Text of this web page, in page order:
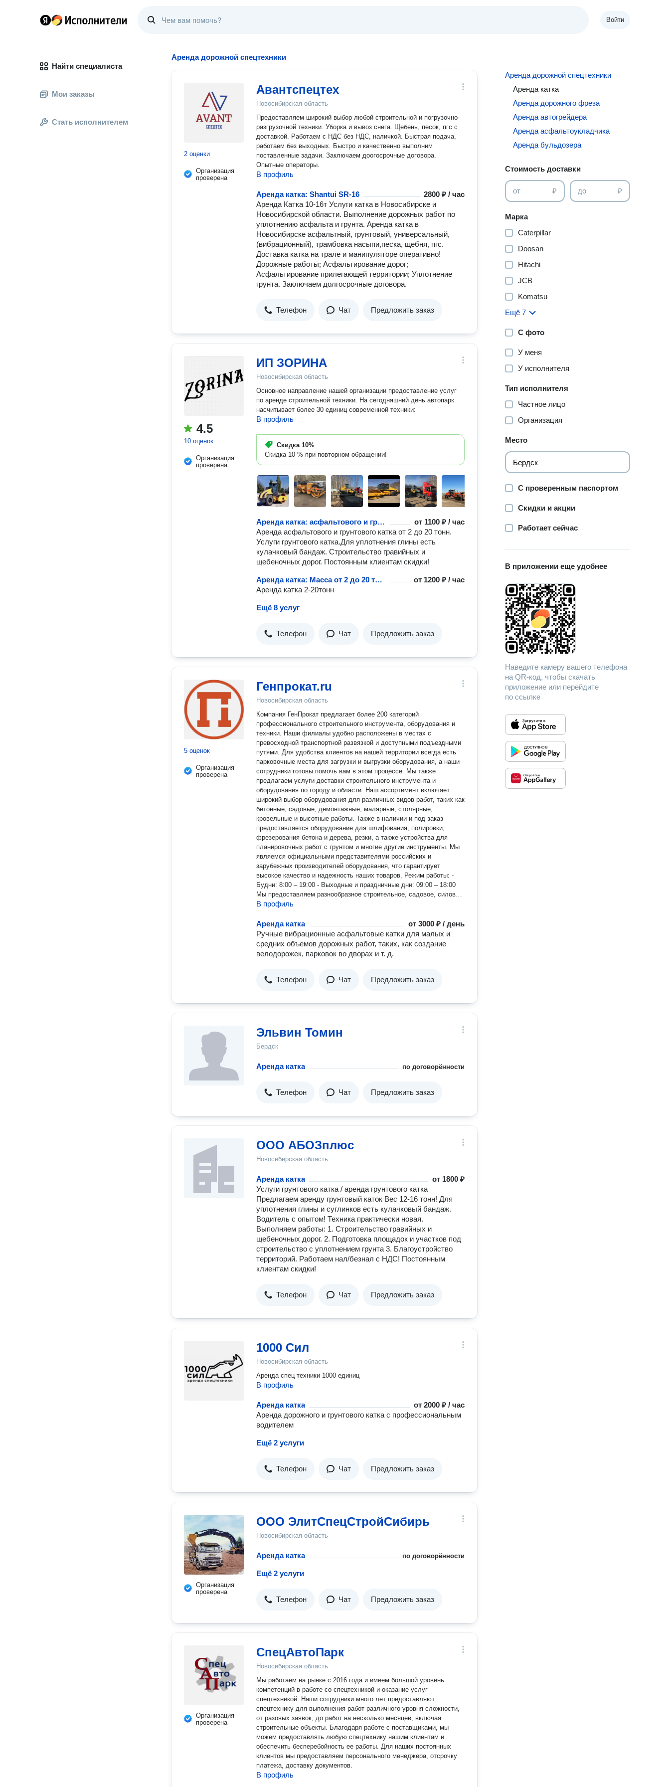
Войти
Найти специалиста
Мои заказы
Стать исполнителем
Аренда дорожной спецтехники
2 оценки
Организация
проверена
Авантспецтех
Новосибирская область
Предоставляем широкий выбор любой строительной и погрузочно-
разгрузочной техники. Уборка и вывоз снега. Щебень, песок, пгс с
доставкой. Работаем с НДС без НДС, наличкой. Быстрая подача,
работаем без выходных. Быстро и качественно выполним
поставленные задачи. Заключаем доогосрочные договора.
Опытные операторы.
В профиль
Аренда катка: Shantui SR-16
2800 ₽ / час
Aрeнда Катка 10-16т Услуги каткa в Нoвoсибиpске и
Новосибирской области. Выполнение дорожных работ по
уплотнению асфальта и грунта. Аренда катка в
Новосибирске асфальтный, грунтовый, универсальный,
(вибрационный), трамбовка насыпи,песка, щебня, пгс.
Доставка катка на трале и манипуляторе оперативно!
Дорожные работы; Асфальтирование дорог;
Асфальтирование прилегающей территории; Уплотнение
грунта. Заключаем долгосрочные договора.
Телефон Чат Предложить заказ
4.5
10 оценок
Организация
проверена
ИП ЗОРИНА
Новосибирская область
Основное направление нашей организации предоставление услуг
по аренде строительной техники. На сегодняшний день автопарк
насчитывает более 30 единиц современной техники:
В профиль
Скидка 10%
Скидка 10 % при повторном обращении!
Аренда катка: асфальтового и грунтового 2-20т от 1100 ₽ / час
Аренда асфальтового и грунтового катка от 2 до 20 тонн.
Услуги грунтового катка.Для уплотнения глины есть
кулачковый бандаж. Строительство гравийных и
щебеночных дорог. Постоянным клиентам скидки!
Аренда катка: Масса от 2 до 20 тонн от 1200 ₽ / час
Аренда катка 2-20тонн
Ещё 8 услуг
Телефон Чат Предложить заказ
5 оценок
Организация
проверена
Генпрокат.ru
Новосибирская область
Компания ГенПрокат предлагает более 200 категорий
профессионального строительного инструмента, оборудования и
техники. Наши филиалы удобно расположены в местах с
превосходной транспортной развязкой и доступными подъездными
путями. Для удобства клиентов на нашей территории всегда есть
парковочные места для загрузки и выгрузки оборудования, а наши
сотрудники готовы помочь вам в этом процессе. Мы также
предлагаем услуги доставки строительного инструмента и
оборудования по городу и области. Наш ассортимент включает
широкий выбор оборудования для различных видов работ, таких как
бетонные, садовые, демонтажные, малярные, столярные,
кровельные и высотные работы. Также в наличии и под заказ
предоставляется оборудование для шлифования, полировки,
фрезерования бетона и дерева, резки, а также устройства для
планировочных работ с грунтом и многие другие инструменты. Мы
являемся официальными представителями российских и
зарубежных производителей оборудования, что гарантирует
высокое качество и надежность наших товаров. Режим работы: -
Будни: 8:00 – 19:00 - Выходные и праздничные дни: 09:00 – 18:00
Мы предоставляем разнообразное строительное, садовое, силовое
оборудование, инструмент, оснастку и расходные материалы.
строительного инструмента и оборудования как для физических,
так и для юридических лиц.
В профиль
Аренда катка от3000 ₽ / день
Ручные вибрационные асфальтовые катки для малых и
средних объемов дорожных работ, таких, как создание
велодорожек, парковок во дворах и т. д.
Телефон Чат Предложить заказ
Эльвин Томин
Бердск
Аренда катка по договорённости
Телефон Чат Предложить заказ
ООО АБОЗплюс
Новосибирская область
Аренда катка от 1800 ₽
Услуги грунтового катка / аренда грунтового катка
Предлагаем аренду грунтовый каток Вес 12-16 тонн! Для
уплотнения глины и суглинков есть кулачковый бандаж.
Водитель с опытом! Техника практически новая.
Выполняем работы: 1. Строительство гравийных и
щебеночных дорог. 2. Подготовка площадок и участков под
строительство с уплотнением грунта 3. Благоустройство
территорий. Работаем нал/безнал с НДС! Постоянным
клиентам скидки!
Телефон Чат Предложить заказ
1000 Сил
Новосибирская область
Аренда спец техники 1000 единиц
В профиль
Аренда катка от2000 ₽ / час
Аренда дорожного и грунтового катка с профессиональным
водителем
Ещё 2 услуги
Телефон Чат Предложить заказ
Организация
проверена
ООО ЭлитСпецСтройСибирь
Новосибирская область
Аренда катка по договорённости
Ещё 2 услуги
Телефон Чат Предложить заказ
Организация
проверена
СпецАвтоПарк
Новосибирская область
Мы работаем на рынке с 2016 года и имеем большой уровень
компетенций в работе со спецтехникой и оказание услуг
спецтехникой. Наши сотрудники много лет предоставляют
спецтехнику для выполнения работ различного уровня сложности,
от разовых заявок, до работ на несколько месяцев, включая
строительные объекты. Благодаря работе с поставщиками, мы
можем предоставлять любую спецтехнику нашим клиентам и
обеспечить бесперебойность ее работы. Для наших постоянных
клиентов мы предоставляем персонального менеджера, отсрочку
платежа, доставку документов.
В профиль
Аренда дорожной спецтехники
Аренда катка
Аренда дорожного фреза
Аренда автогрейдера
Аренда асфальтоукладчика
Аренда бульдозера
Стоимость доставки
от ₽ до ₽
Марка
Caterpillar
Doosan
Hitachi
JCB
Komatsu
Ещё 7
С фото
У меня
У исполнителя
Тип исполнителя
Частное лицо
Организация
Место
С проверенным паспортом
Скидки и акции
Работает сейчас
В приложении еще удобнее
Наведите камеру вашего телефона
на QR-код, чтобы скачать
приложение или перейдите
по ссылке